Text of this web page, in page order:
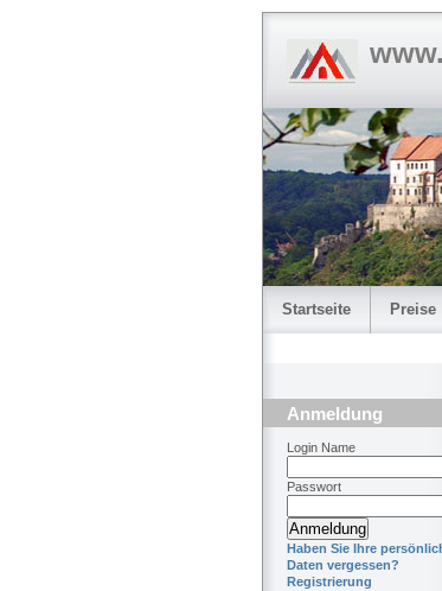
Startseite Preise
Anmeldung
Login Name
Passwort
Haben Sie Ihre
Daten vergessen?
Registrierung